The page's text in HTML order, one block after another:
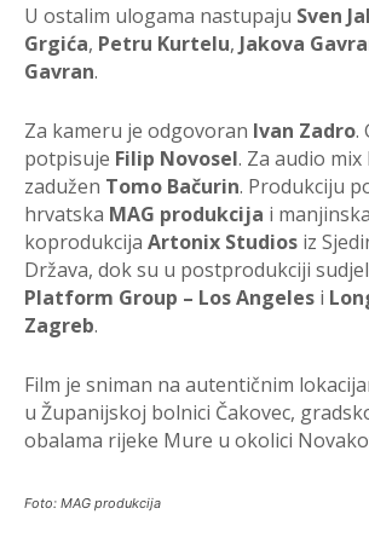
U ostalim ulogama nastupaju Sven
Grgića, Petru Kurtelu, Jakova
Gavran.
Za kameru je odgovoran Ivan Zadro.
potpisuje Filip Novosel. Za audio mix
zadužen Tomo Bačurin. Produkciju
hrvatska MAG produkcija i manjinska
koprodukcija Artonix Studios iz
Država, dok su u postprodukciji
Platform Group – Los Angeles i
Zagreb.
Film je sniman na autentičnim
u Županijskoj bolnici Čakovec,
obalama rijeke Mure u okolici
Foto: MAG produkcija